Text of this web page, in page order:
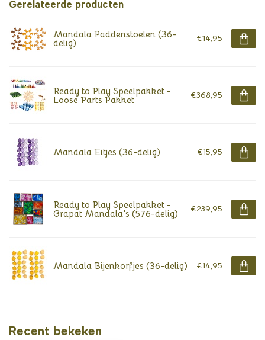
Gerelateerde producten
Mandala Paddenstoelen (36-
delig) €14,95
Ready to Play Speelpakket -
Loose Parts Pakket €368,95
Mandala Eitjes (36-delig) €15,95
Ready to Play Speelpakket -
Grapat Mandala's (576-delig) €239,95
Mandala Bijenkorfjes (36-delig) €14,95
Recent bekeken